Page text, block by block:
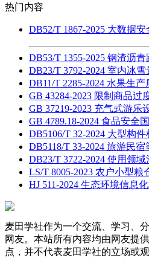
热门内容
DB52/T 1867-2025 大数据
DB53/T 1355-2025 钢渣沥
DB23/T 3792-2024 室内冰
DB11/T 2285-2024 水果生
GB 43284-2023 限制商品过
GB 37219-2023 充气式游乐
GB 4789.18-2024 食品安全
DB5106/T 32-2024 大型构
DB5118/T 33-2024 旅游民
DB23/T 3722-2024 使用领
LS/T 8005-2023 农户小型粮
HJ 511-2024 生态环境信息
麦田学社作为一个交流、学习、
网友。本站所有内容均由网友提
点，并不代表麦田学社的立场或